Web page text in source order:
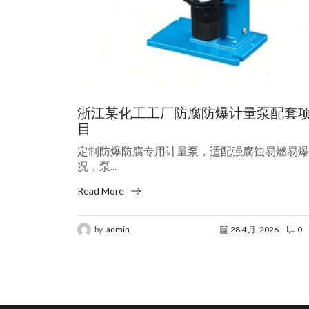
浙江某化工工厂防腐防爆计量泵配套
目
定制防爆防腐专用计量泵，适配强腐蚀易燃易
况，泵...
Read More
by admin 28 4 月, 2026 0